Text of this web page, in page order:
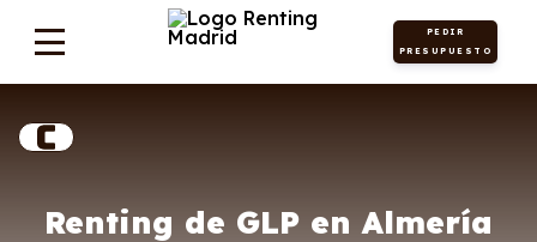
PEDIR
PRESUPUESTO
Renting de GLP en Almería